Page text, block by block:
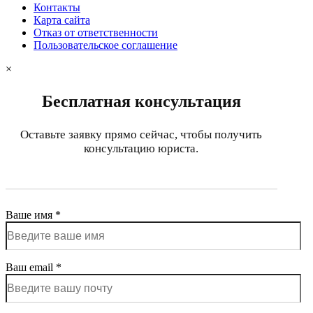
Контакты
Карта сайта
Отказ от ответственности
Пользовательское соглашение
×
Бесплатная консультация
Оставьте заявку прямо сейчас, чтобы получить
консультацию юриста.
Ваше имя *
Ваш email *